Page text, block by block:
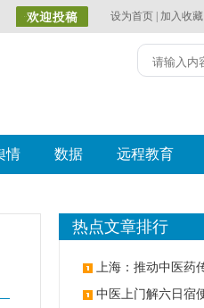
设为首页 加入收藏
情 数据 远程教育
热点文章排行
上海：推动中医药
展 中医上门解六日宿